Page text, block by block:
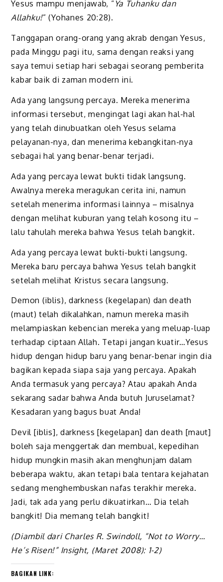
Yesus mampu menjawab, “ Ya Tuhanku dan
Allahku!” (Yohanes 20:28).
Tanggapan orang-orang yang akrab dengan Yesus,
pada Minggu pagi itu, sama dengan reaksi yang
saya temui setiap hari sebagai seorang pemberita
kabar baik di zaman modern ini.
Ada yang langsung percaya. Mereka menerima
informasi tersebut, mengingat lagi akan hal-hal
yang telah dinubuatkan oleh Yesus selama
pelayanan-nya, dan menerima kebangkitan-nya
sebagai hal yang benar-benar terjadi.
Ada yang percaya lewat bukti tidak langsung.
Awalnya mereka meragukan cerita ini, namun
setelah menerima informasi lainnya – misalnya
dengan melihat kuburan yang telah kosong itu –
lalu tahulah mereka bahwa Yesus telah bangkit.
Ada yang percaya lewat bukti-bukti langsung.
Mereka baru percaya bahwa Yesus telah bangkit
setelah melihat Kristus secara langsung.
Demon (iblis), darkness (kegelapan) dan death
(maut) telah dikalahkan, namun mereka masih
melampiaskan kebencian mereka yang meluap-luap
terhadap ciptaan Allah. Tetapi jangan kuatir…Yesus
hidup dengan hidup baru yang benar-benar ingin dia
bagikan kepada siapa saja yang percaya. Apakah
Anda termasuk yang percaya? Atau apakah Anda
sekarang sadar bahwa Anda butuh Juruselamat?
Kesadaran yang bagus buat Anda!
Devil [iblis], darkness [kegelapan] dan death [maut]
boleh saja menggertak dan membual, kepedihan
hidup mungkin masih akan menghunjam dalam
beberapa waktu, akan tetapi bala tentara kejahatan
sedang menghembuskan nafas terakhir mereka.
Jadi, tak ada yang perlu dikuatirkan… Dia telah
bangkit! Dia memang telah bangkit!
(Diambil dari Charles R. Swindoll, “Not to Worry…
He’s Risen!” Insight, (Maret 2008): 1-2)
BAGIKAN LINK: